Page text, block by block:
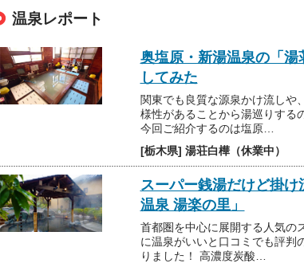
温泉レポート
奥塩原・新湯温泉の「
してみた
関東でも良質な源泉かけ流しや
様性があることから湯巡りする
今回ご紹介するのは塩原…
[栃木県] 湯荘白樺（休業中）
スーパー銭湯だけど掛
温泉 湯楽の里」
首都圏を中心に展開する人気の
に温泉がいいと口コミでも評判
りました！ 高濃度炭酸…